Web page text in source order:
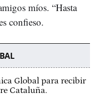
míos. “Hasta
confieso.
Global para recibir
Cataluña.